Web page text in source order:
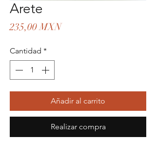
Arete
235,00 MXNPrecio
Cantidad *
Añadir al carrito
Realizar compra